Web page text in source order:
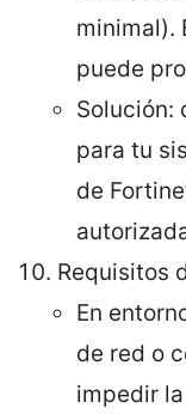
minimal).
puede
Solución:
para tu
de
Requisitos
En
de red o
impedir